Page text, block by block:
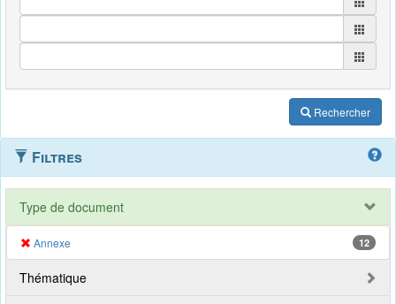
Rechercher
Filtres
Type de document
Annexe 12
Thématique